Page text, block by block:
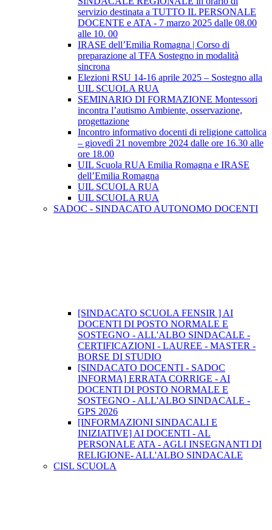
servizio destinata a TUTTO IL PERSONALE
DOCENTE e ATA - 7 marzo 2025 dalle 08.00
alle 10. 00
IRASE dell’Emilia Romagna | Corso di
preparazione al TFA Sostegno in modalità
sincrona
Elezioni RSU 14-16 aprile 2025 – Sostegno alla
UIL SCUOLA RUA
SEMINARIO DI FORMAZIONE Montessori
incontra l’autismo Ambiente, osservazione,
progettazione
Incontro informativo docenti di religione cattolica
– giovedì 21 novembre 2024 dalle ore 16.30 alle
ore 18.00
UIL Scuola RUA Emilia Romagna e IRASE
dell’Emilia Romagna
UIL SCUOLA RUA
UIL SCUOLA RUA
SADOC - SINDACATO AUTONOMO DOCENTI
[SINDACATO SCUOLA FENSIR ] AI
DOCENTI DI POSTO NORMALE E
SOSTEGNO - ALL'ALBO SINDACALE -
CERTIFICAZIONI - LAUREE - MASTER -
BORSE DI STUDIO
[SINDACATO DOCENTI - SADOC
INFORMA] ERRATA CORRIGE - AI
DOCENTI DI POSTO NORMALE E
SOSTEGNO - ALL'ALBO SINDACALE -
GPS 2026
[INFORMAZIONI SINDACALI E
INIZIATIVE] AI DOCENTI - AL
PERSONALE ATA - AGLI INSEGNANTI DI
RELIGIONE- ALL'ALBO SINDACALE
CISL SCUOLA